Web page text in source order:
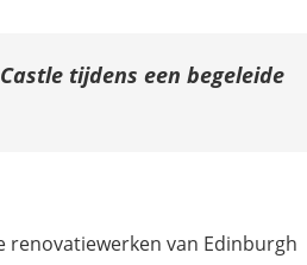
tijdens een begeleide
renovatiewerken van Edinburgh